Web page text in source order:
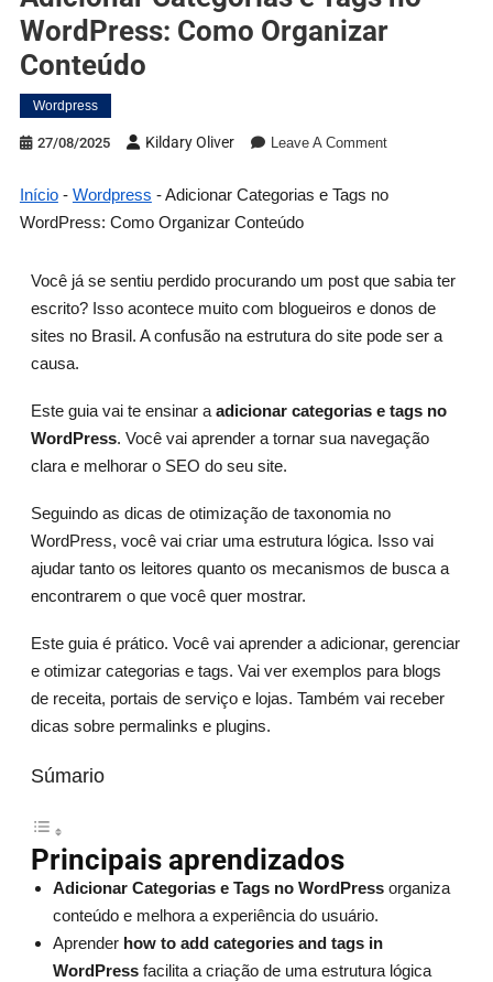
WordPress: Como Organizar
Conteúdo
Wordpress
27/08/2025 Kildary Oliver Leave A Comment
Início- Wordpress -Adicionar Categorias e Tags no
WordPress: Como Organizar Conteúdo
Você já se sentiu perdido procurando um post que sabia ter
escrito? Isso acontece muito com blogueiros e donos de
sites no Brasil. A confusão na estrutura do site pode ser a
causa.
Este guia vai te ensinar a adicionar categorias e tags no
WordPress. Você vai aprender a tornar sua navegação
clara e melhorar o SEO do seu site.
Seguindo as dicas de otimização de taxonomia no
WordPress, você vai criar uma estrutura lógica. Isso vai
ajudar tanto os leitores quanto os mecanismos de busca a
encontrarem o que você quer mostrar.
Este guia é prático. Você vai aprender a adicionar, gerenciar
e otimizar categorias e tags. Vai ver exemplos para blogs
de receita, portais de serviço e lojas. Também vai receber
dicas sobre permalinks e plugins.
Súmario
Principais aprendizados
Adicionar Categorias e Tags no WordPressorganiza
conteúdo e melhora a experiência do usuário.
Aprender how to add categories and tags in
WordPressfacilita a criação de uma estrutura lógica